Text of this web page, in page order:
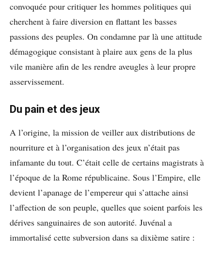
convoquée pour critiquer les hommes politiques qui
cherchent à faire diversion en flattant les basses
passions des peuples. On condamne par là une attitude
démagogique consistant à plaire aux gens de la plus
vile manière afin de les rendre aveugles à leur propre
asservissement.
Du pain et des jeux
A l’origine, la mission de veiller aux distributions de
nourriture et à l’organisation des jeux n’était pas
infamante du tout. C’était celle de certains magistrats à
l’époque de la Rome républicaine. Sous l’Empire, elle
devient l’apanage de l’empereur qui s’attache ainsi
l’affection de son peuple, quelles que soient parfois les
dérives sanguinaires de son autorité. Juvénal a
immortalisé cette subversion dans sa dixième satire :